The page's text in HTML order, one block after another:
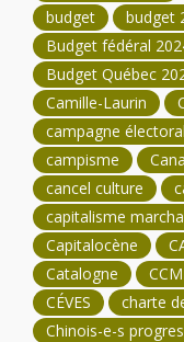
budget
budget
Budget fédéral
Budget Québec
Camille-Laurin
campagne
campisme
cancel culture
capitalisme
Capitalocène
Catalogne
CÉVES
charte
Chinois-e-s